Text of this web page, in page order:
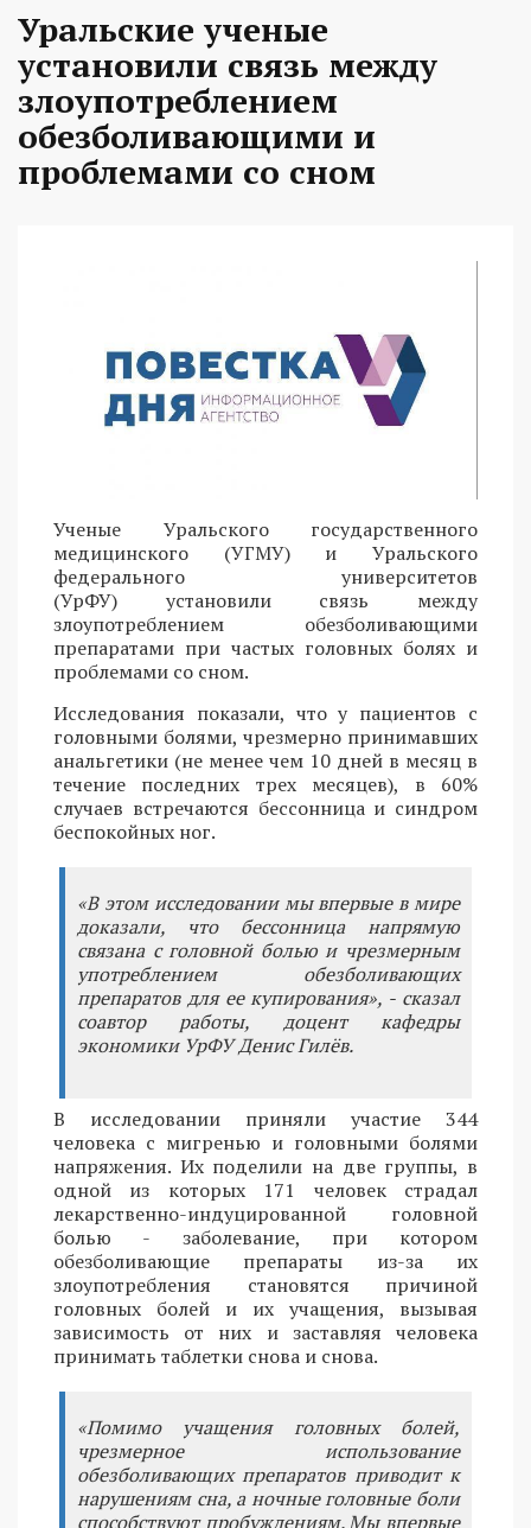
Уральские ученые
установили связь между
злоупотреблением
обезболивающими и
проблемами со сном
Ученые Уральского государственного
медицинского (УГМУ) и Уральского
федерального университетов
(УрФУ) установили связь между
злоупотреблением обезболивающими
препаратами при частых головных болях и
проблемами со сном.
Исследования показали, что у пациентов с
головными болями, чрезмерно принимавших
анальгетики (не менее чем 10 дней в месяц в
течение последних трех месяцев), в 60%
случаев встречаются бессонница и синдром
беспокойных ног.
«В этом исследовании мы впервые в мире
доказали, что бессонница напрямую
связана с головной болью и чрезмерным
употреблением обезболивающих
препаратов для ее купирования», - сказал
соавтор работы, доцент кафедры
экономики УрФУ Денис Гилёв.
В исследовании приняли участие 344
человека с мигренью и головными болями
напряжения. Их поделили на две группы, в
одной из которых 171 человек страдал
лекарственно-индуцированной головной
болью - заболевание, при котором
обезболивающие препараты из-за их
злоупотребления становятся причиной
головных болей и их учащения, вызывая
зависимость от них и заставляя человека
принимать таблетки снова и снова.
«Помимо учащения головных болей,
чрезмерное использование
обезболивающих препаратов приводит к
нарушениям сна, а ночные головные боли
способствуют пробуждениям. Мы впервые